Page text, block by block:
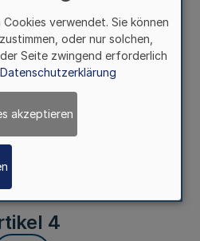
Mehr
des
und der
Lande Nordrhein-Westfalen
Württemberg nach dem
für das Land Baden-
geltenden Fassung.
vereidigten Buchprüfer im
4
verwendet. Sie können
oder nur solchen,
Seite zwingend erforderlich
Datenschutzerklärung
akzeptieren